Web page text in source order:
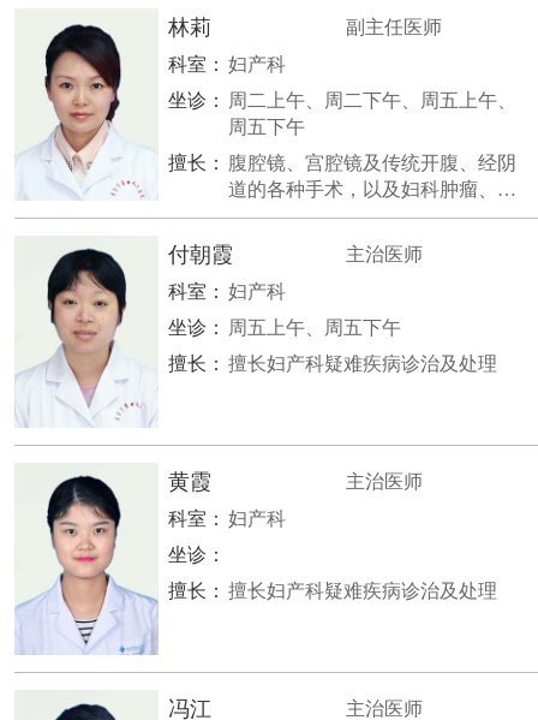
林莉
副主任医师
科室： 妇产科
坐诊：
周二上午、周二下午、周五上午、
周五下午
擅长：
腹腔镜、宫腔镜及传统开腹、经阴
道的各种手术，以及妇科肿瘤、妇
科内分泌疾病、不育不孕症等各种
妇科疾病、高危妊娠的诊治等。
付朝霞
主治医师
科室： 妇产科
坐诊：
周五上午、周五下午
擅长： 擅长妇产科疑难疾病诊治及处理
黄霞
主治医师
科室： 妇产科
坐诊：
擅长： 擅长妇产科疑难疾病诊治及处理
冯江
主治医师